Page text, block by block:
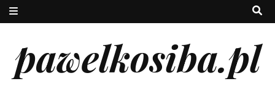
pawelkosiba.pl